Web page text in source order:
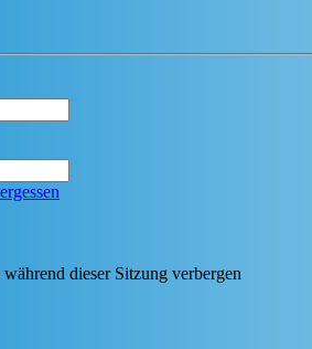
dieser Sitzung verbergen